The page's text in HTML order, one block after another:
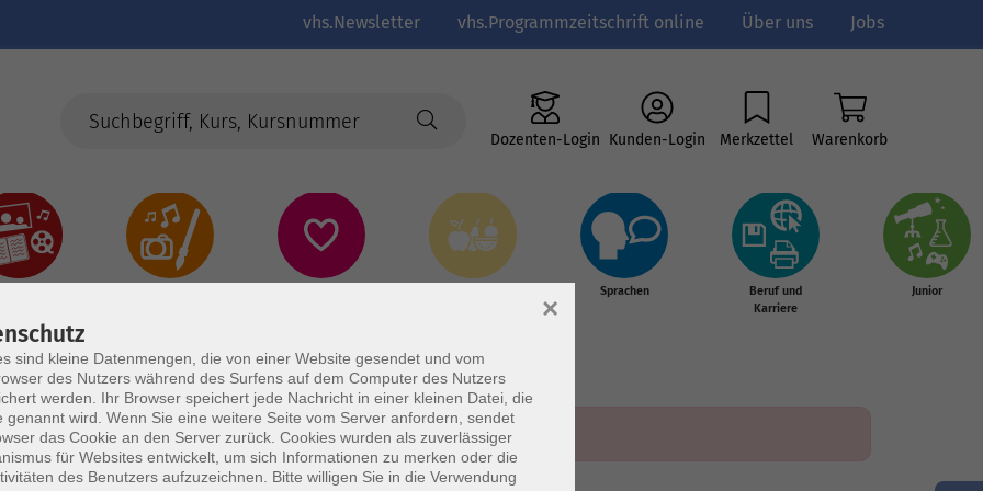
vhs.Newsletter vhs.Programmzeitschrift online Über uns Jobs
Dozenten-Login Kunden-Login Merkzettel Warenkorb
Sprachen
Beruf und
Karriere
Junior
sind kleine Datenmengen, die von einer Website gesendet und vom
des Nutzers während des Surfens auf dem Computer des Nutzers
werden. Ihr Browser speichert jede Nachricht in einer kleinen Datei, die
genannt wird. Wenn Sie eine weitere Seite vom Server anfordern, sendet
das Cookie an den Server zurück. Cookies wurden als zuverlässiger
für Websites entwickelt, um sich Informationen zu merken oder die
des Benutzers aufzuzeichnen. Bitte willigen Sie in die Verwendung
×